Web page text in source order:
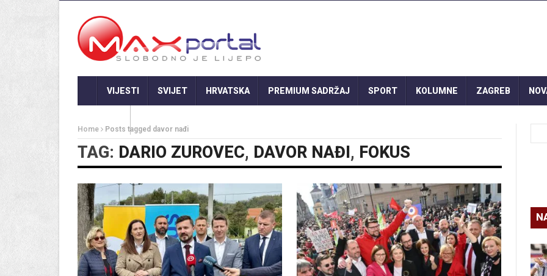
VIJESTI SVIJET HRVATSKA PREMIUM SADRŽAJ SPORT KOLUMNE ZAGREB
Home Posts tagged davor nađi
TAG: DARIO ZUROVEC, DAVOR NAĐI , FOKUS